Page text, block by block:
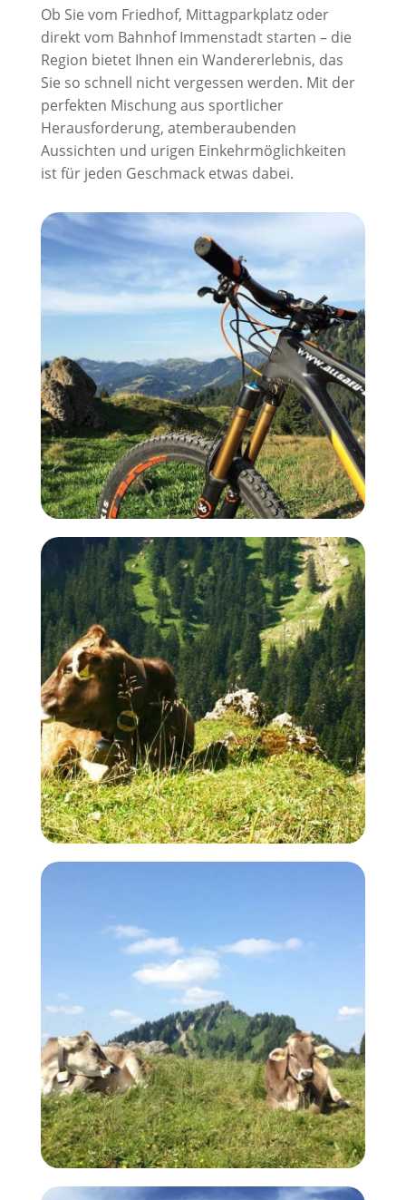
Ob Sie vom Friedhof, Mittagparkplatz oder
direkt vom Bahnhof Immenstadt starten – die
Region bietet Ihnen ein Wandererlebnis, das
Sie so schnell nicht vergessen werden. Mit der
perfekten Mischung aus sportlicher
Herausforderung, atemberaubenden
Aussichten und urigen Einkehrmöglichkeiten
ist für jeden Geschmack etwas dabei.